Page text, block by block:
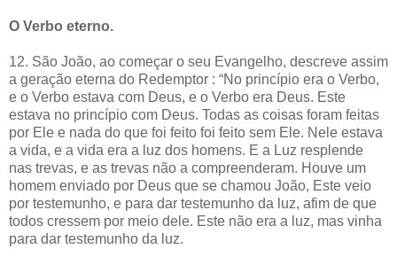
O Verbo eterno.
12. São João, ao começar o seu Evangelho, descreve assim
a geração eterna do Redemptor : “No princípio era o Verbo,
e o Verbo estava com Deus, e o Verbo era Deus. Este
estava no princípio com Deus. Todas as coisas foram feitas
por Ele e nada do que foi feito foi feito sem Ele. Nele estava
a vida, e a vida era a luz dos homens. E a Luz resplende
nas trevas, e as trevas não a compreenderam. Houve um
homem enviado por Deus que se chamou João, Este veio
por testemunho, e para dar testemunho da luz, afim de que
todos cressem por meio dele. Este não era a luz, mas vinha
para dar testemunho da luz.